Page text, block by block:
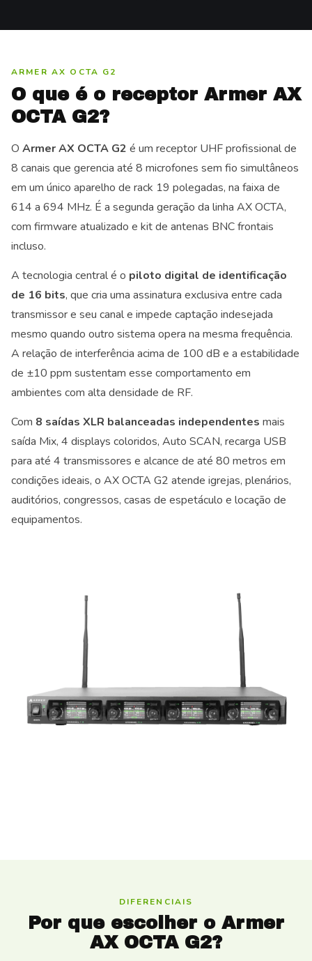
ARMER AX OCTA G2
O que é o receptor Armer AX
OCTA G2?
O Armer AX OCTA G2 é um receptor UHF profissional de
8 canais que gerencia até 8 microfones sem fio simultâneos
em um único aparelho de rack 19 polegadas, na faixa de
614 a 694 MHz. É a segunda geração da linha AX OCTA,
com firmware atualizado e kit de antenas BNC frontais
incluso.
A tecnologia central é o piloto digital de identificação
de 16 bits, que cria uma assinatura exclusiva entre cada
transmissor e seu canal e impede captação indesejada
mesmo quando outro sistema opera na mesma frequência.
A relação de interferência acima de 100 dB e a estabilidade
de ±10 ppm sustentam esse comportamento em
ambientes com alta densidade de RF.
Com 8 saídas XLR balanceadas independentes mais
saída Mix, 4 displays coloridos, Auto SCAN, recarga USB
para até 4 transmissores e alcance de até 80 metros em
condições ideais, o AX OCTA G2 atende igrejas, plenários,
auditórios, congressos, casas de espetáculo e locação de
equipamentos.
DIFERENCIAIS
Por que escolher o Armer
AX OCTA G2?